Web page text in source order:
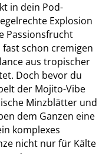
in dein Pod-
Explosion
Passionsfrucht
schon cremigen
aus tropischer
Doch bevor du
der Mojito-Vibe
Minzblätter und
dem Ganzen eine
komplexes
nicht nur für Kälte